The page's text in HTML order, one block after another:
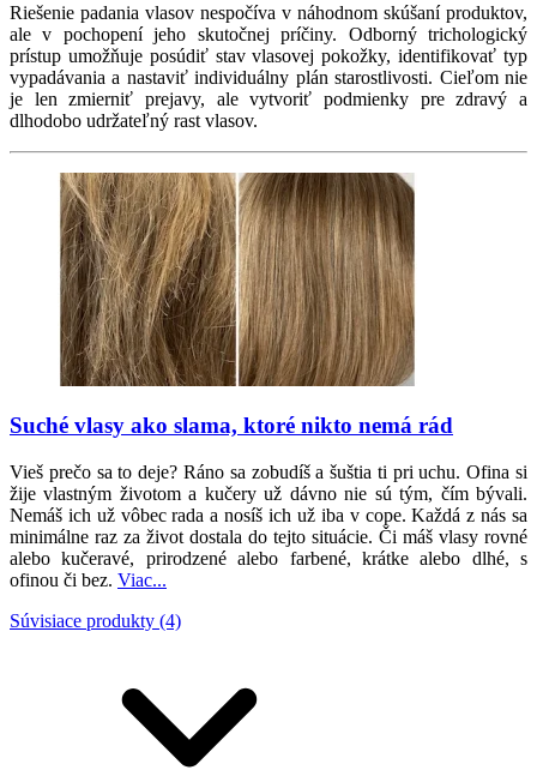
Riešenie padania vlasov nespočíva v náhodnom skúšaní produktov,
ale v pochopení jeho skutočnej príčiny. Odborný trichologický
prístup umožňuje posúdiť stav vlasovej pokožky, identifikovať typ
vypadávania a nastaviť individuálny plán starostlivosti. Cieľom nie
je len zmierniť prejavy, ale vytvoriť podmienky pre zdravý a
dlhodobo udržateľný rast vlasov.
Suché vlasy ako slama, ktoré nikto nemá rád
Vieš prečo sa to deje? Ráno sa zobudíš a šuštia ti pri uchu. Ofina si
žije vlastným životom a kučery už dávno nie sú tým, čím bývali.
Nemáš ich už vôbec rada a nosíš ich už iba v cope. Každá z nás sa
minimálne raz za život dostala do tejto situácie. Či máš vlasy rovné
alebo kučeravé, prirodzené alebo farbené, krátke alebo dlhé, s
ofinou či bez. Viac...
Súvisiace produkty (4)